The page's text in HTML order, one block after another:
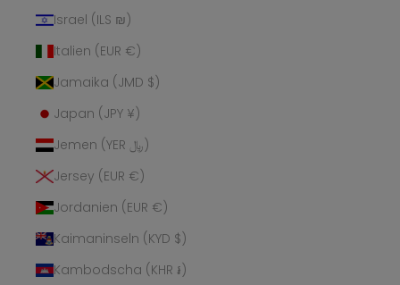
Israel (ILS ₪)
Italien (EUR €)
Jamaika (JMD $)
Japan (JPY ¥)
Jemen (YER ﷼)
Jersey (EUR €)
Jordanien (EUR €)
Kaimaninseln (KYD $)
Kambodscha (KHR ៛)